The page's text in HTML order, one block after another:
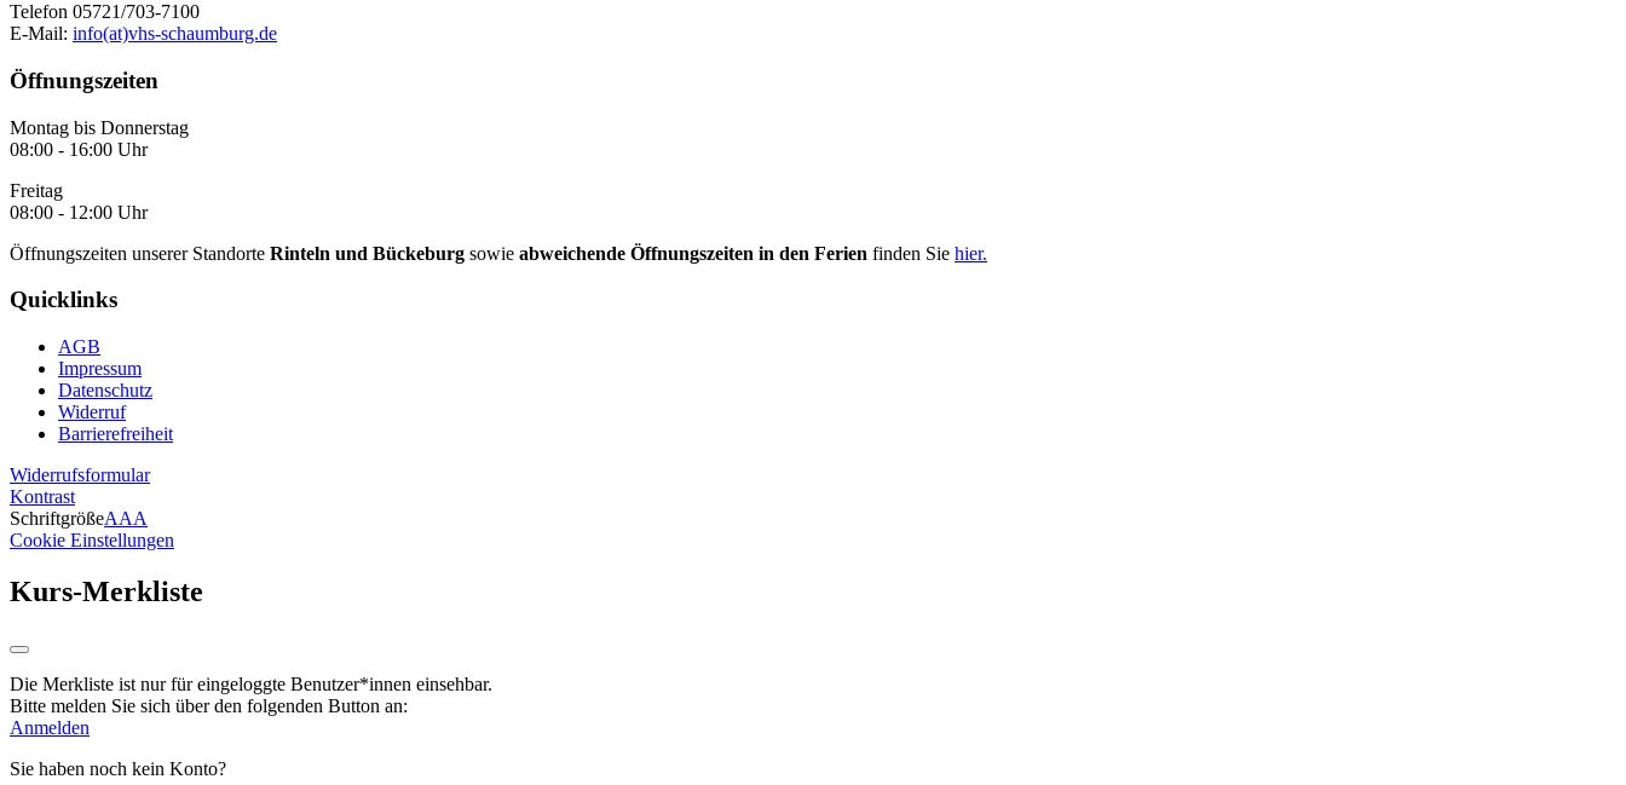
Telefon 05721/703-7100
E-Mail: info(at)vhs-schaumburg.de
Öffnungszeiten
Montag bis Donnerstag
08:00 - 16:00 Uhr
Freitag
08:00 - 12:00 Uhr
Öffnungszeiten unserer Standorte Rinteln und Bückeburg sowie abweichende Öffnungszeiten in den Ferien finden Sie hier.
Quicklinks
AGB
Impressum
Datenschutz
Widerruf
Barrierefreiheit
Widerrufsformular
Kontrast
SchriftgrößeAAA
Cookie Einstellungen
Kurs-Merkliste
Die Merkliste ist nur für eingeloggte Benutzer*innen einsehbar.
Bitte melden Sie sich über den folgenden Button an:
Anmelden
Sie haben noch kein Konto?